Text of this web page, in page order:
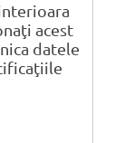
acest
datele